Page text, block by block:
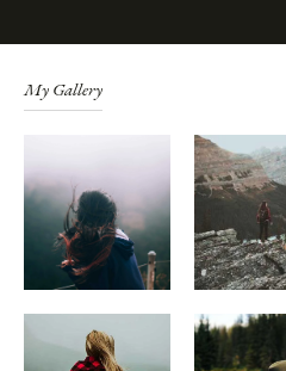
My Gallery